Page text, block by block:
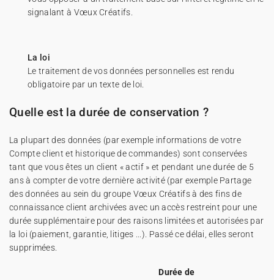
signalant à Vœux Créatifs.
La loi
Le traitement de vos données personnelles est rendu
obligatoire par un texte de loi.
Quelle est la durée de conservation ?
La plupart des données (par exemple informations de votre
Compte client et historique de commandes) sont conservées
tant que vous êtes un client « actif » et pendant une durée de 5
ans à compter de votre dernière activité (par exemple Partage
des données au sein du groupe Vœux Créatifs à des fins de
connaissance client archivées avec un accès restreint pour une
durée supplémentaire pour des raisons limitées et autorisées par
la loi (paiement, garantie, litiges ...). Passé ce délai, elles seront
supprimées.
Durée de